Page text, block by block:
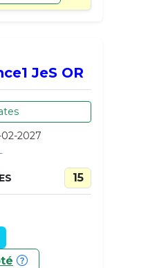
JeS OR
02-2027
15